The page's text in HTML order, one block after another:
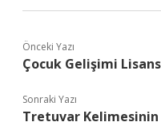
Önceki Yazı
Çocuk Gelişimi
Sonraki Yazı
Tretuvar Kelimesinin